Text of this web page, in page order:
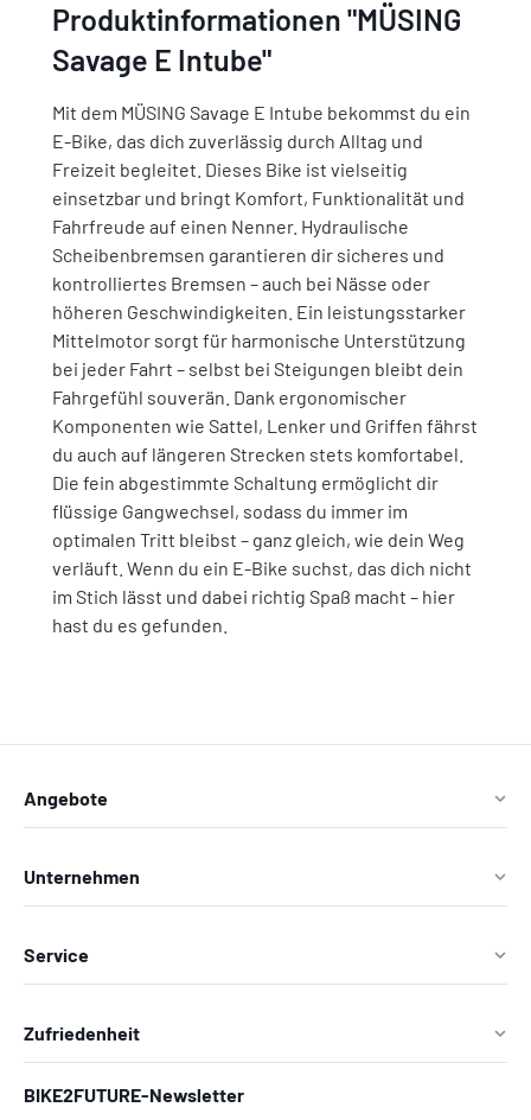
Produktinformationen "MÜSING
Savage E Intube"
Mit dem MÜSING Savage E Intube bekommst du ein
E-Bike, das dich zuverlässig durch Alltag und
Freizeit begleitet. Dieses Bike ist vielseitig
einsetzbar und bringt Komfort, Funktionalität und
Fahrfreude auf einen Nenner. Hydraulische
Scheibenbremsen garantieren dir sicheres und
kontrolliertes Bremsen – auch bei Nässe oder
höheren Geschwindigkeiten. Ein leistungsstarker
Mittelmotor sorgt für harmonische Unterstützung
bei jeder Fahrt – selbst bei Steigungen bleibt dein
Fahrgefühl souverän. Dank ergonomischer
Komponenten wie Sattel, Lenker und Griffen fährst
du auch auf längeren Strecken stets komfortabel.
Die fein abgestimmte Schaltung ermöglicht dir
flüssige Gangwechsel, sodass du immer im
optimalen Tritt bleibst – ganz gleich, wie dein Weg
verläuft. Wenn du ein E-Bike suchst, das dich nicht
im Stich lässt und dabei richtig Spaß macht – hier
hast du es gefunden.
Angebote
Unternehmen
Service
Zufriedenheit
BIKE2FUTURE-Newsletter